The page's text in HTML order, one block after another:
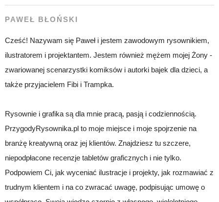
PAWEŁ BŁOŃSKI
Cześć! Nazywam się Paweł i jestem zawodowym rysownikiem,
ilustratorem i projektantem. Jestem również mężem mojej Żony -
zwariowanej scenarzystki komiksów i autorki bajek dla dzieci, a
także przyjacielem Fibi i Trampka.
Rysownie i grafika są dla mnie pracą, pasją i codziennością.
PrzygodyRysownika.pl to moje miejsce i moje spojrzenie na
branżę kreatywną oraz jej klientów. Znajdziesz tu szczere,
niepodpłacone recenzje tabletów graficznych i nie tylko.
Podpowiem Ci, jak wyceniać ilustracje i projekty, jak rozmawiać z
trudnym klientem i na co zwracać uwagę, podpisując umowę o